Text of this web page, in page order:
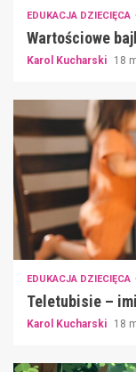
EDUKACJA DZIECIĘCA
Wartościowe
Karol Kucharski 18
EDUKACJA DZIECIĘCA
Teletubisie –
Karol Kucharski 18